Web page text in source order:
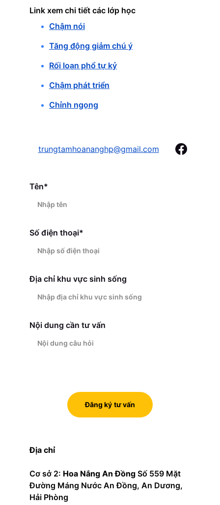
Link xem chi tiết các lớp học
Chậm nói
Tăng động giảm chú ý
Rối loạn phổ tự kỷ
Chậm phát triển
Chỉnh ngọng
Tên*
Số điện thoại*
Địa chỉ khu vực sinh sống
Nội dung cần tư vấn
Đăng ký tư vấn
trungtamhoananghp@gmail.com
Địa chỉ
Cơ sở 2: Hoa Nắng An Đồng Số 559 Mặt
Đường Máng Nước An Đồng, An Dương,
Hải Phòng